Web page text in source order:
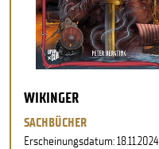
WIKINGER
SACHBÜCHER
Erscheinungsdatum: 18.11.2024